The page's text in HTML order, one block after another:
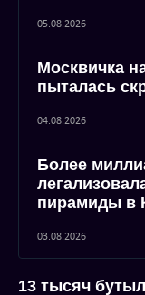
05.08.2026
Москвичка
пыталась
04.08.2026
Более
пирамиды в
03.08.2026
13 тысяч